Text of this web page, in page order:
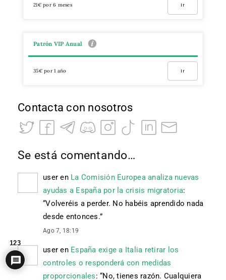
21€ por 6 meses Ir
Patrón VIP Anual
35€ por 1 año Ir
Contacta con nosotros
Se está comentando…
user en La Comisión Europea analiza nuevas
ayudas a España por la crisis migratoria:
“Volveréis a perder. No habéis aprendido nada
desde entonces.”
Ago 7, 18:19
user en España exige a Italia retirar los
controles o responderá con medidas
proporcionales: “No, tienes razón. Cualquiera
123